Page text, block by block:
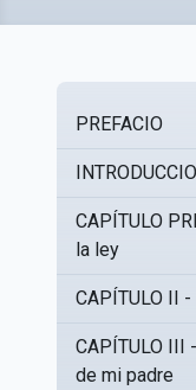
PREFACIO
CAPÍTULO
la ley
CAPÍTULO II
CAPÍTULO III
de mi padre